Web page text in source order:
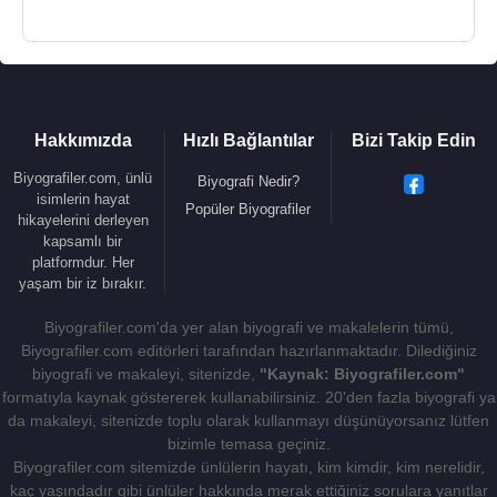
Hakkımızda
Biyografiler.com, ünlü
isimlerin hayat
hikayelerini derleyen
kapsamlı bir
platformdur. Her
yaşam bir iz bırakır.
Hızlı Bağlantılar
Biyografi Nedir?
Popüler Biyografiler
Bizi Takip Edin
Biyografiler.com'da yer alan biyografi ve makalelerin tümü,
Biyografiler.com editörleri tarafından hazırlanmaktadır. Dilediğiniz
biyografi ve makaleyi, sitenizde, "Kaynak: Biyografiler.com"
formatıyla kaynak göstererek kullanabilirsiniz. 20'den fazla biyografi ya
da makaleyi, sitenizde toplu olarak kullanmayı düşünüyorsanız lütfen
bizimle temasa geçiniz.
Biyografiler.com sitemizde ünlülerin hayatı, kim kimdir, kim nerelidir,
kaç yaşındadır gibi ünlüler hakkında merak ettiğiniz sorulara yanıtlar